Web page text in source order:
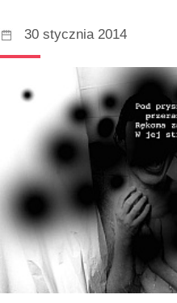
30 stycznia 2014